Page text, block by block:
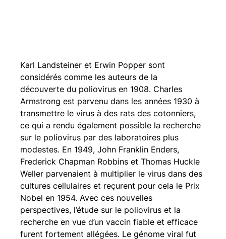
Karl Landsteiner et Erwin Popper sont
considérés comme les auteurs de la
découverte du poliovirus en 1908. Charles
Armstrong est parvenu dans les années 1930 à
transmettre le virus à des rats des cotonniers,
ce qui a rendu également possible la recherche
sur le poliovirus par des laboratoires plus
modestes. En 1949, John Franklin Enders,
Frederick Chapman Robbins et Thomas Huckle
Weller parvenaient à multiplier le virus dans des
cultures cellulaires et reçurent pour cela le Prix
Nobel en 1954. Avec ces nouvelles
perspectives, l’étude sur le poliovirus et la
recherche en vue d’un vaccin fiable et efficace
furent fortement allégées. Le génome viral fut